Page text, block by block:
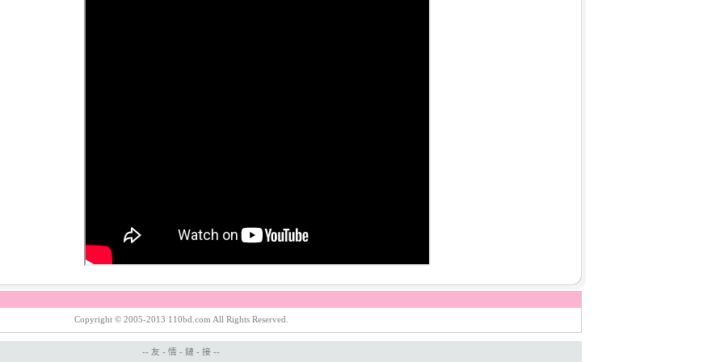
Copyright © 2005-2013 110bd.com All Rights Reserved.
-- 友 - 情 - 鏈 - 接 --